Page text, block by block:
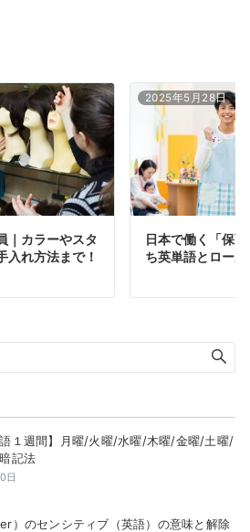
｜カラーやスタ
入れ方法まで！
2025年5月28日
日本で働く「保
ち英単語とロー
語１週間】月曜/火曜/水曜/木曜/金曜/土曜/
記法
日
）のセンシティブ（英語）の意味と解除